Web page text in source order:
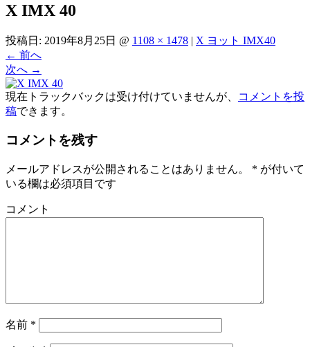
X IMX 40
投稿日: 2019年8月25日 @ 1108 × 1478 | X ヨット IMX40
← 前へ
次へ →
現在トラックバックは受け付けていませんが、
コメントを投
稿できます。
コメントを残す
メールアドレスが公開されることはありません。 * が付いて
いる欄は必須項目です
コメント
名前 *